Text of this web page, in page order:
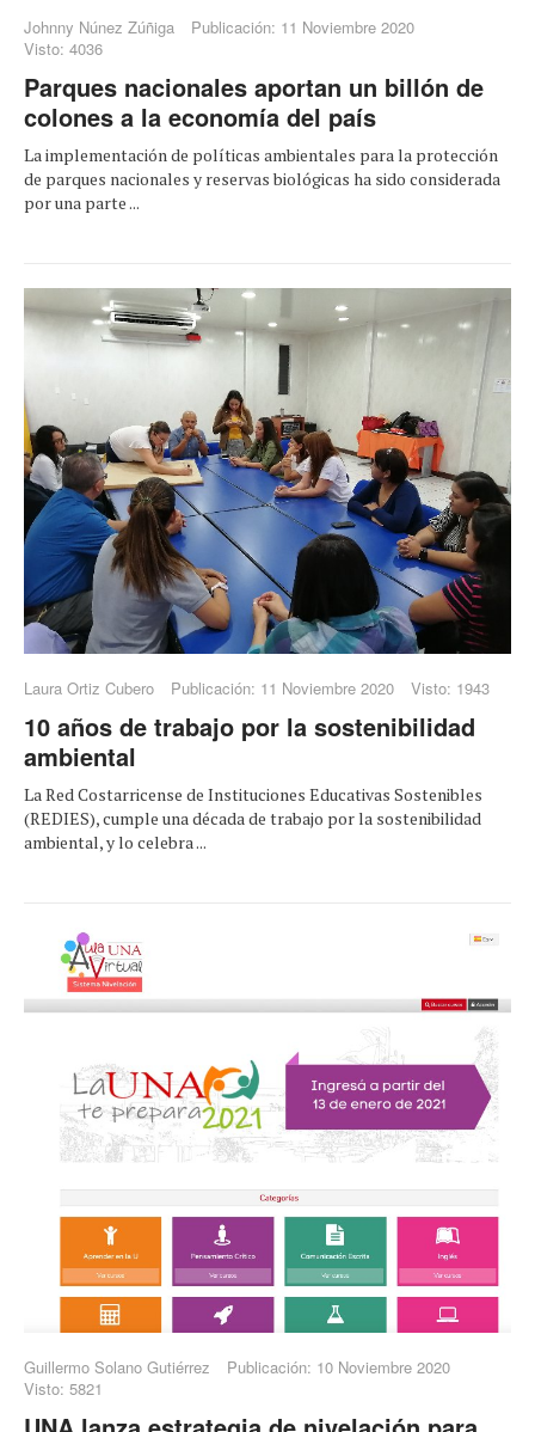
Johnny Núnez Zúñiga
Publicación: 11 Noviembre 2020
Visto: 4036
Parques nacionales aportan un billón de
colones a la economía del país
La implementación de políticas ambientales para la protección
de parques nacionales y reservas biológicas ha sido considerada
por una parte ...
Laura Ortiz Cubero Publicación: 11 Noviembre 2020 Visto: 1943
10 años de trabajo por la sostenibilidad
ambiental
La Red Costarricense de Instituciones Educativas Sostenibles
(REDIES), cumple una década de trabajo por la sostenibilidad
ambiental, y lo celebra ...
Guillermo Solano Gutiérrez
Publicación: 10 Noviembre 2020
Visto: 5821